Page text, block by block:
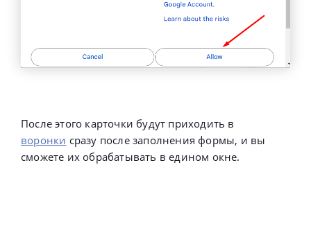
После этого карточки будут приходить в
воронки сразу после заполнения формы, и вы
сможете их обрабатывать в едином окне.